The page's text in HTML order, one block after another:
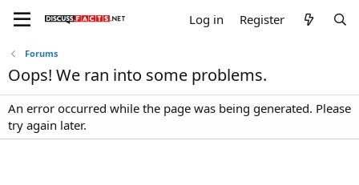
Log in Register
Forums
Oops! We ran into some problems.
An error occurred while the page was being generated. Please
try again later.